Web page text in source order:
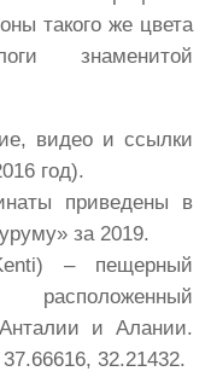
такого же цвета
знаменитой
видео и ссылки
год).
приведены в
за 2019.
– пещерный
и Алании.
32.21432.